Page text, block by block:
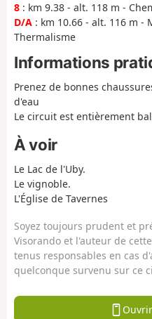
8 : km 9.38 - alt. 118 m -
D/A : km 10.66 - alt. 116 m -
Thermalisme
Informations
Prenez de bonnes
d'eau
Le circuit est entièrement
À voir
Le Lac de l'Uby.
Le vignoble.
L'Église de Tavernes
Soyez toujours prudent et
Visorando et l'auteur de
tenus responsables en cas
quelconque survenu sur ce